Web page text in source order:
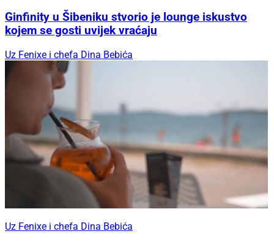
Ginfinity u Šibeniku stvorio je lounge iskustvo
kojem se gosti uvijek vraćaju
Uz Fenixe i chefa Dina Bebića
Uz Fenixe i chefa Dina Bebića